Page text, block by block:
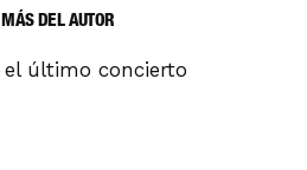
MÁS DEL AUTOR
el último concierto